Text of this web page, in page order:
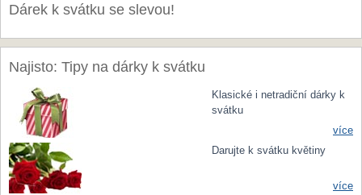
Dárek k svátku se slevou!
Najisto: Tipy na dárky k svátku
Klasické i netradiční dárky k
svátku
více
Darujte k svátku květiny
více